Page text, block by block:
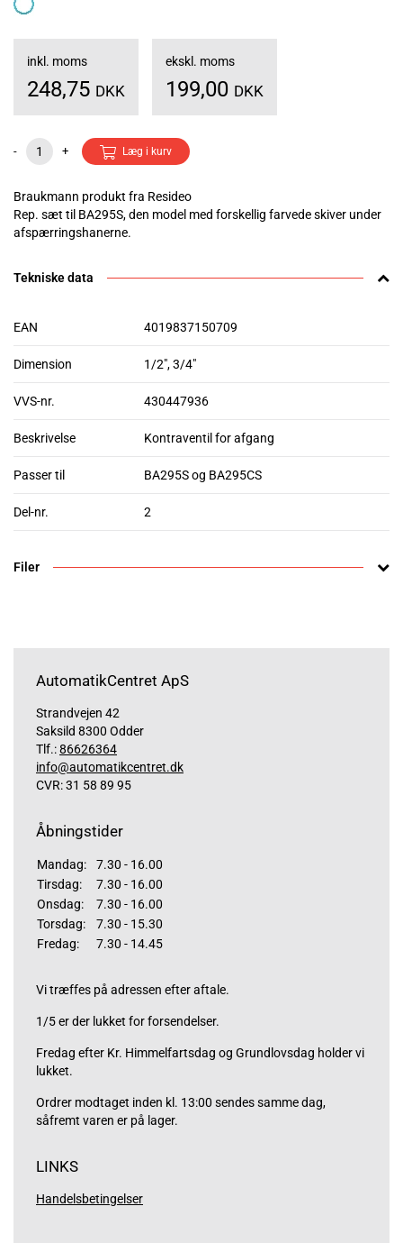
inkl. moms
248,75 DKK
ekskl. moms
199,00 DKK
- + Læg i kurv
Braukmann produkt fra Resideo
Rep. sæt til BA295S, den model med forskellig farvede skiver under
afspærringshanerne.
Tekniske data
EAN 4019837150709
Dimension 1/2", 3/4"
VVS-nr. 430447936
Beskrivelse Kontraventil for afgang
Passer til BA295S og BA295CS
Del-nr. 2
Filer
AutomatikCentret ApS
Strandvejen 42
Saksild 8300 Odder
Tlf.:86626364
info@automatikcentret.dk
CVR: 31 58 89 95
Åbningstider
Mandag:
7.30 - 16.00
Tirsdag:
7.30 - 16.00
Onsdag:
7.30 - 16.00
Torsdag:
7.30 - 15.30
Fredag:
7.30 - 14.45
Vi træffes på adressen efter aftale.
1/5 er der lukket for forsendelser.
Fredag efter Kr. Himmelfartsdag og Grundlovsdag holder vi
lukket.
Ordrer modtaget inden kl. 13:00 sendes samme dag,
såfremt varen er på lager.
LINKS
Handelsbetingelser